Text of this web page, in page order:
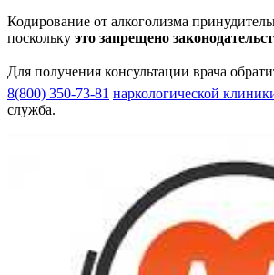
Кодирование от алкоголизма
поскольку это запрещено
Для получения консультации врача
8(800) 350-73-81 наркологической
служба.